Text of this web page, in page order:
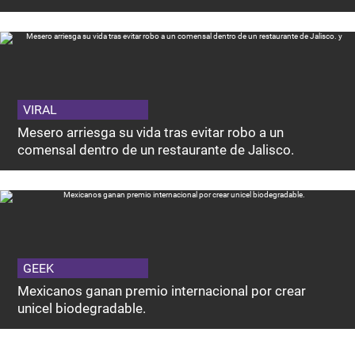
VIRAL
Mesero arriesga su vida tras evitar robo a un
comensal dentro de un restaurante de Jalisco.
GEEK
Mexicanos ganan premio internacional por crear
unicel biodegradable.